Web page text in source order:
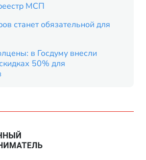
МСП
станет обязательной для
в Госдуму внесли
50% для